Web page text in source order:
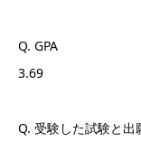
Q. GPA
3.69
Q. 受験した試験と出